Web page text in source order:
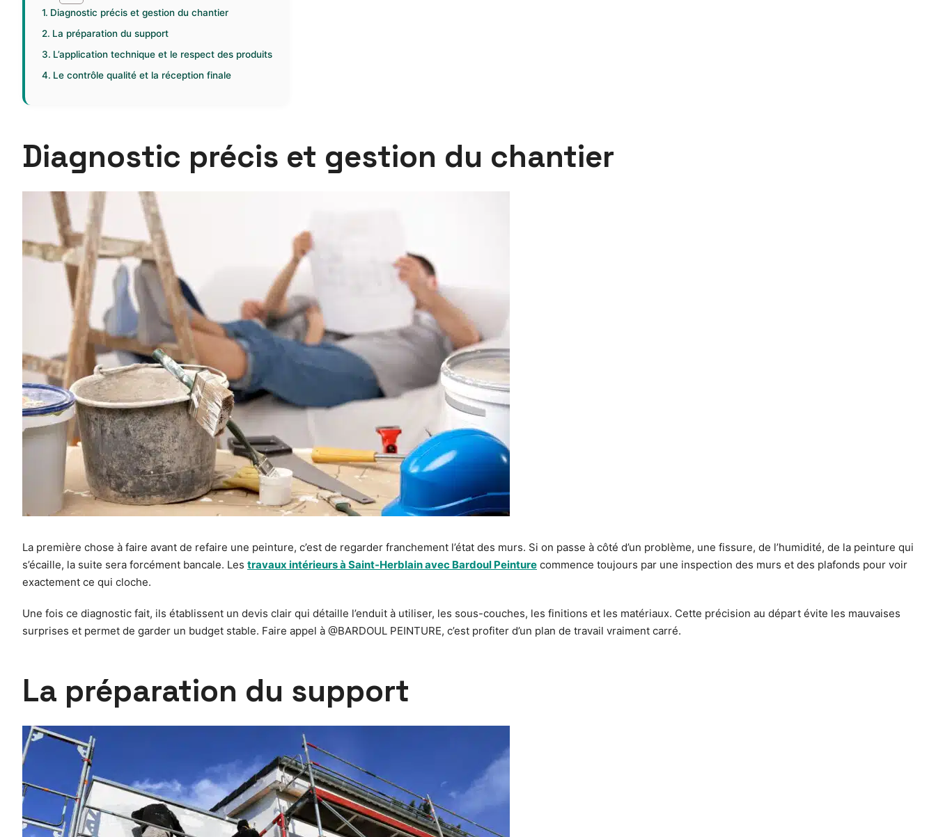
Diagnostic précis et gestion du chantier
La préparation du support
L’application technique et le respect des produits
Le contrôle qualité et la réception finale
Diagnostic précis et gestion du chantier
La première chose à faire avant de refaire une peinture, c’est de regarder franchement l’état des murs. Si on passe à côté d’un problème, une fissure, de l’humidité, de la peinture qui
s’écaille, la suite sera forcément bancale. Les travaux intérieurs à Saint-Herblain avec Bardoul Peinture commence toujours par une inspection des murs et des plafonds pour voir
exactement ce qui cloche.
Une fois ce diagnostic fait, ils établissent un devis clair qui détaille l’enduit à utiliser, les sous-couches, les finitions et les matériaux. Cette précision au départ évite les mauvaises
surprises et permet de garder un budget stable. Faire appel à @BARDOUL PEINTURE, c’est profiter d’un plan de travail vraiment carré.
La préparation du support